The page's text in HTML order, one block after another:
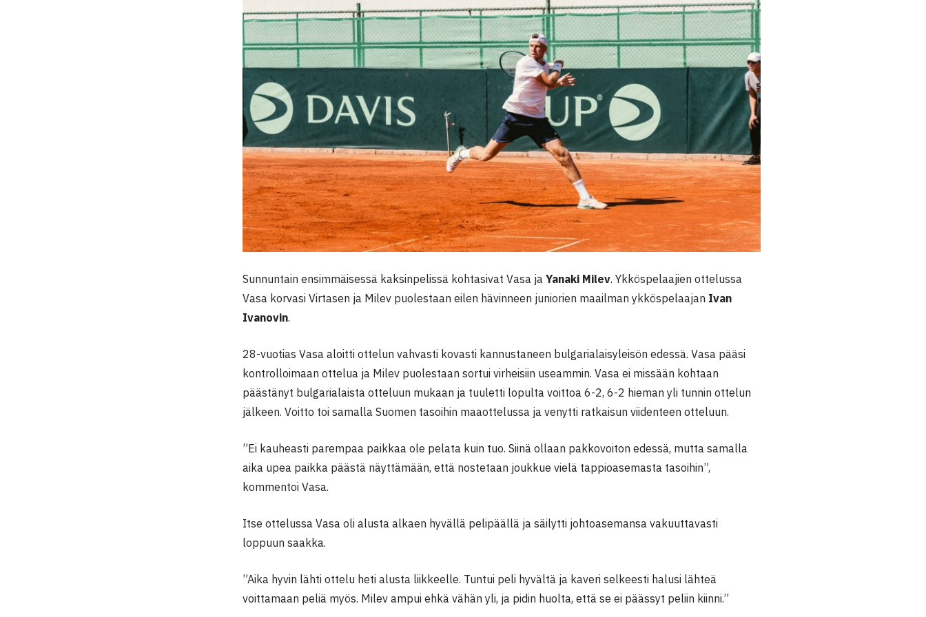
Sunnuntain ensimmäisessä kaksinpelissä kohtasivat Vasa ja Yanaki Milev. Ykköspelaajien ottelussa
Vasa korvasi Virtasen ja Milev puolestaan eilen hävinneen juniorien maailman ykköspelaajan Ivan
Ivanovin.
28-vuotias Vasa aloitti ottelun vahvasti kovasti kannustaneen bulgarialaisyleisön edessä. Vasa pääsi
kontrolloimaan ottelua ja Milev puolestaan sortui virheisiin useammin. Vasa ei missään kohtaan
päästänyt bulgarialaista otteluun mukaan ja tuuletti lopulta voittoa 6-2, 6-2 hieman yli tunnin ottelun
jälkeen. Voitto toi samalla Suomen tasoihin maaottelussa ja venytti ratkaisun viidenteen otteluun.
”Ei kauheasti parempaa paikkaa ole pelata kuin tuo. Siinä ollaan pakkovoiton edessä, mutta samalla
aika upea paikka päästä näyttämään, että nostetaan joukkue vielä tappioasemasta tasoihin”,
kommentoi Vasa.
Itse ottelussa Vasa oli alusta alkaen hyvällä pelipäällä ja säilytti johtoasemansa vakuuttavasti
loppuun saakka.
”Aika hyvin lähti ottelu heti alusta liikkeelle. Tuntui peli hyvältä ja kaveri selkeesti halusi lähteä
voittamaan peliä myös. Milev ampui ehkä vähän yli, ja pidin huolta, että se ei päässyt peliin kiinni.”